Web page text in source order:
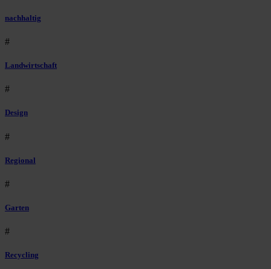
nachhaltig
#
Landwirtschaft
#
Design
#
Regional
#
Garten
#
Recycling